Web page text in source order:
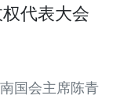
代表大会
国会主席陈青